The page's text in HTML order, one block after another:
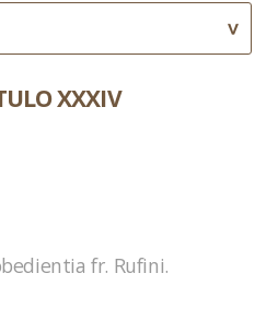
XXXIV
fr. Rufini.